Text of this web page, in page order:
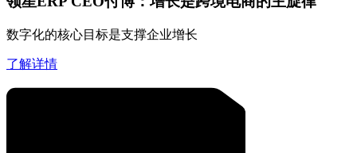
数字化的核心目标是支撑企业增长
了解详情